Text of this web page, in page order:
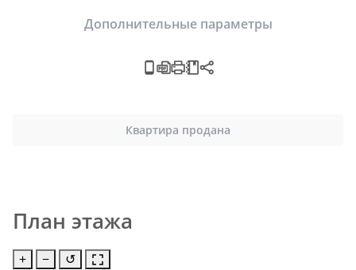
Дополнительные параметры
Квартира продана
План этажа
+ − ↺